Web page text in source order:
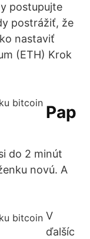
postupujte
postrážiť, že
nastaviť
(ETH) Krok
Pap
do 2 minút
novú. A
V
ďalšíc